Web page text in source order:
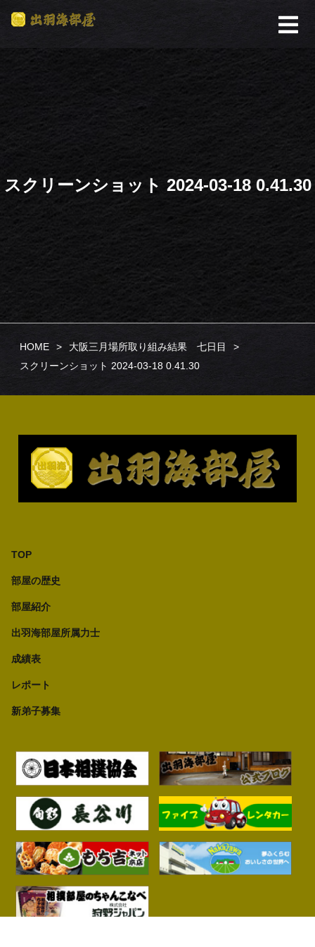
スクリーンショット 2024-03-18 0.41.30
HOME
大阪三月場所取り組み結果 七日目
スクリーンショット 2024-03-18 0.41.30
TOP
部屋の歴史
部屋紹介
出羽海部屋所属力士
成績表
レポート
新弟子募集